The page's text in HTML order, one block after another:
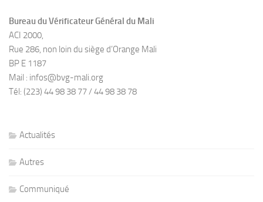
Bureau du Vérificateur Général du Mali
ACI 2000,
Rue 286, non loin du siège d’Orange Mali
BP E 1187
Mail : infos@bvg-mali.org
Tél: (223) 44 98 38 77 / 44 98 38 78
Actualités
Autres
Communiqué